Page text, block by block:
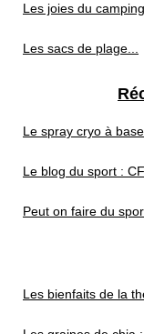
Les joies du
Les sacs de plage...
Le spray cryo à
Le blog du sport :
Peut on faire du
Les bienfaits de la